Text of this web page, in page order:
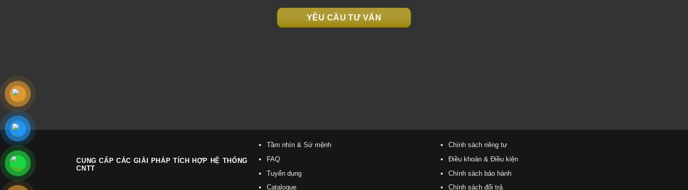
YÊU CẦU TƯ VẤN
CUNG CẤP CÁC GIẢI PHÁP TÍCH HỢP HỆ THỐNG
CNTT
Tầm nhìn & Sứ mệnh
FAQ
Tuyển dụng
Catalogue
Chính sách riêng tư
Điều khoản & Điều kiện
Chính sách bảo hành
Chính sách đổi trả